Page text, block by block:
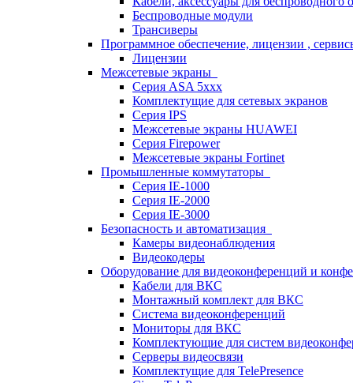
Беспроводные модули
Трансиверы
Программное обеспечение, лицензии ,
Лицензии
Межсетевые экраны
Серия ASA 5xxx
Комплектущие для сетевых экранов
Серия IPS
Межсетевые экраны HUAWEI
Серия Firepower
Межсетевые экраны Fortinet
Промышленные коммутаторы
Серия IE-1000
Серия IE-2000
Серия IE-3000
Безопасность и автоматизация
Камеры видеонаблюдения
Видеокодеры
Оборудование для видеоконференций и
Кабели для ВКС
Монтажный комплект для ВКС
Система видеоконференций
Мониторы для ВКС
Комплектующие для систем
Серверы видеосвязи
Комплектущие для TelePresence